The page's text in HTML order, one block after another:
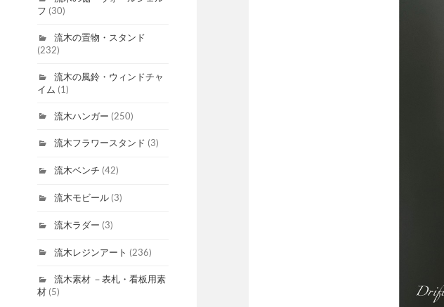
フ (30)
流木の置物・スタンド
(232)
流木の風鈴・ウィンドチャ
イム (1)
流木ハンガー (250)
流木フラワースタンド (3)
流木ベンチ (42)
流木モビール(3)
流木ラダー (3)
流木レジンアート (236)
流木素材 －表札・看板用素
材(5)